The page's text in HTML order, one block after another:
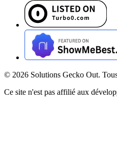
© 2026 Solutions Gecko Out.
Ce site n'est pas affilié aux